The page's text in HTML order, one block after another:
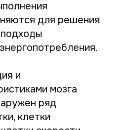
для решения
и
мозга
ряд
клетки